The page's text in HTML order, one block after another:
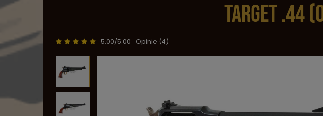
Target .44
5.00/5.00 Opinie (4)